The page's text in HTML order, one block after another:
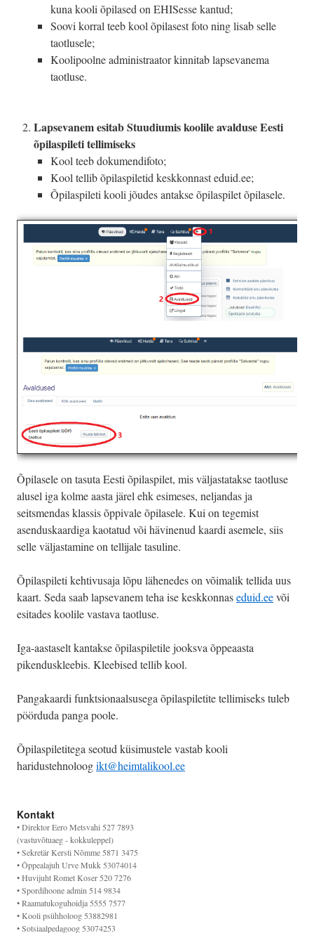
kuna kooli õpilased on EHISesse kantud;
Soovi korral teeb kool õpilasest foto ning lisab selle
taotlusele;
Koolipoolne administraator kinnitab lapsevanema
taotluse.
Lapsevanem esitab Stuudiumis koolile avalduse Eesti
õpilaspileti tellimiseks
Kool teeb dokumendifoto;
Kool tellib õpilaspiletid keskkonnast eduid.ee;
Õpilaspileti kooli jõudes antakse õpilaspilet õpilasele.
Õpilasele on tasuta Eesti õpilaspilet, mis väljastatakse taotluse
alusel iga kolme aasta järel ehk esimeses, neljandas ja
seitsmendas klassis õppivale õpilasele. Kui on tegemist
asenduskaardiga kaotatud või hävinenud kaardi asemele, siis
selle väljastamine on tellijale tasuline.
Õpilaspileti kehtivusaja lõpu lähenedes on võimalik tellida uus
kaart. Seda saab lapsevanem teha ise keskkonnaseduid.eevõi
esitades koolile vastava taotluse.
Iga-aastaselt kantakse õpilaspiletile jooksva õppeaasta
pikenduskleebis. Kleebised tellib kool.
Pangakaardi funktsionaalsusega õpilaspiletite tellimiseks tuleb
pöörduda panga poole.
Õpilaspiletitega seotud küsimustele vastab kooli
haridustehnoloogikt@heimtalikool.ee
Kontakt
• Direktor Eero Metsvahi 527 7893
(vastuvõtuaeg - kokkuleppel)
• Sekretär Kersti Nõmme 5871 3475
• Õppealajuh Urve Mukk 53074014
• Huvijuht Romet Koser 520 7276
• Spordihoone admin 514 9834
• Raamatukoguhoidja 5555 7577
• Kooli psühholoog 53882981
• Sotsiaalpedagoog 53074253